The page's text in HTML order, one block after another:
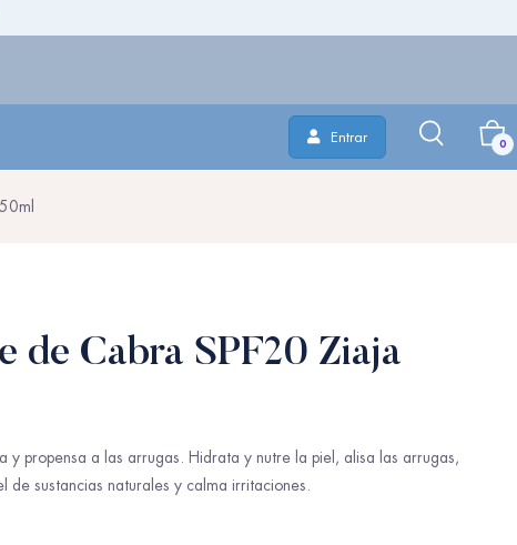
Entrar 0
de Cabra SPF20 Ziaja
y propensa a las arrugas. Hidrata y nutre la piel, alisa las arrugas,
de sustancias naturales y calma irritaciones.